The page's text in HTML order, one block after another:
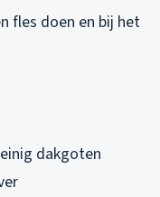
fles doen en bij het
dakgoten